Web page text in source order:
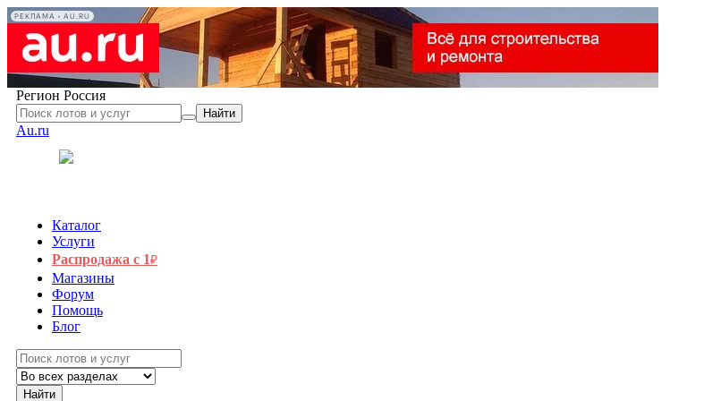
РЕКЛАМА • AU.RU
Регион Россия
Найти
Au.ru
Каталог
Услуги
Распродажа с 1₽
Магазины
Форум
Помощь
Блог
Найти